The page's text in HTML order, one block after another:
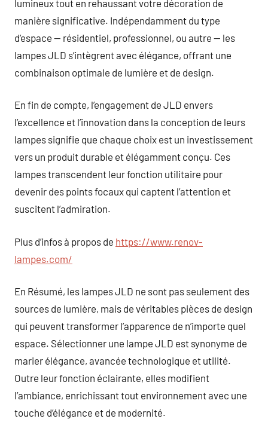
lumineux tout en rehaussant votre décoration de
manière significative. Indépendamment du type
d’espace — résidentiel, professionnel, ou autre — les
lampes JLD s’intègrent avec élégance, offrant une
combinaison optimale de lumière et de design.
En fin de compte, l’engagement de JLD envers
l’excellence et l’innovation dans la conception de leurs
lampes signifie que chaque choix est un investissement
vers un produit durable et élégamment conçu. Ces
lampes transcendent leur fonction utilitaire pour
devenir des points focaux qui captent l’attention et
suscitent l’admiration.
Plus d’infos à propos de https://www.renov-
lampes.com/
En Résumé, les lampes JLD ne sont pas seulement des
sources de lumière, mais de véritables pièces de design
qui peuvent transformer l’apparence de n’importe quel
espace. Sélectionner une lampe JLD est synonyme de
marier élégance, avancée technologique et utilité.
Outre leur fonction éclairante, elles modifient
l’ambiance, enrichissant tout environnement avec une
touche d’élégance et de modernité.